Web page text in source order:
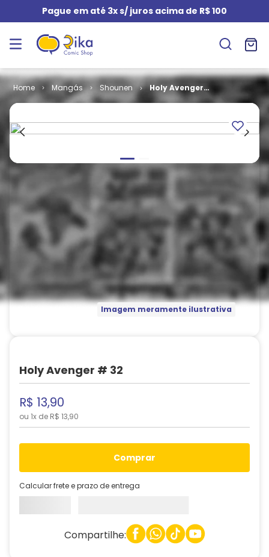
Pague em até 3x s/ juros acima de R$ 100
Mangás Shounen
Holy Avenger
Imagem meramente ilustrativa
Holy Avenger # 32
R$ 13,90
ou 1x de R$ 13,90
comprar
Calcular frete e prazo de entrega
Compartilhe: